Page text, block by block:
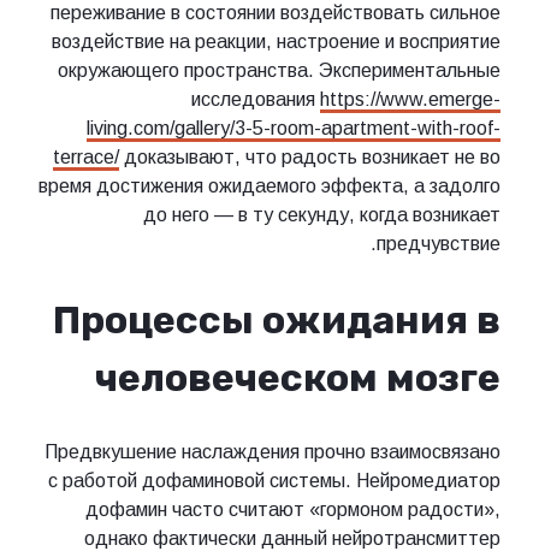
переживание в состоянии воздействовать сильное
воздействие на реакции, настроение и восприятие
окружающего пространства. Экспериментальные
исследования https://www.emerge-
living.com/gallery/3-5-room-apartment-with-roof-
terrace/доказывают, что радость возникает не во
время достижения ожидаемого эффекта, а задолго
до него — в ту секунду, когда возникает
предчувствие.
Процессы ожидания в
человеческом мозге
Предвкушение наслаждения прочно взаимосвязано
с работой дофаминовой системы. Нейромедиатор
дофамин часто считают «гормоном радости»,
однако фактически данный нейротрансмиттер